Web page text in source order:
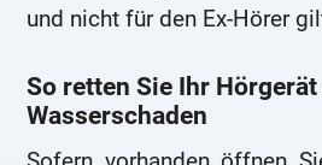
und nicht für den Ex-Hörer
So retten Sie Ihr
Wasserschaden